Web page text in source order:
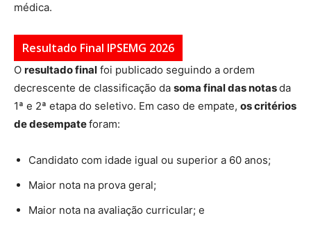
médica.
Resultado Final IPSEMG 2026
O resultado final foi publicado seguindo a ordem
decrescente de classificação da soma final das notasda
1ª e 2ª etapa do seletivo. Em caso de empate, os critérios
de desempateforam:
Candidato com idade igual ou superior a 60 anos;
Maior nota na prova geral;
Maior nota na avaliação curricular; e